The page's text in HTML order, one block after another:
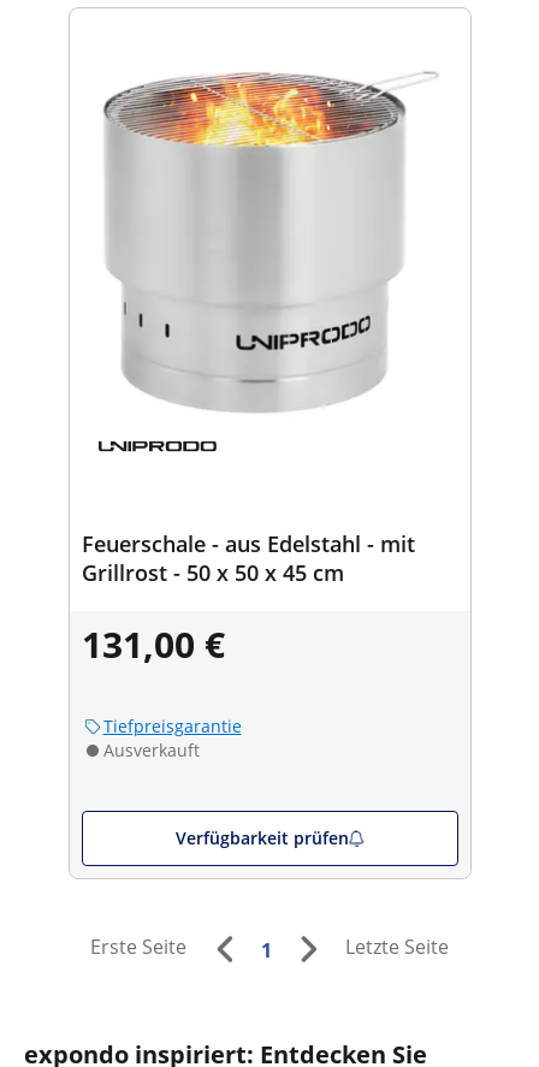
Feuerschale - aus Edelstahl - mit
Grillrost - 50 x 50 x 45 cm
131,00 €
Tiefpreisgarantie
Ausverkauft
Verfügbarkeit prüfen
Erste Seite 1 Letzte Seite
expondo inspiriert: Entdecken Sie